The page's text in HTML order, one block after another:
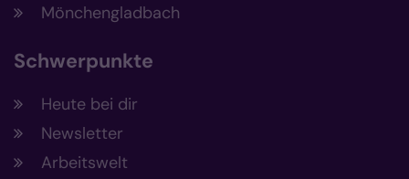
Mönchengladbach
Schwerpunkte
Heute bei dir
Newsletter
Arbeitswelt